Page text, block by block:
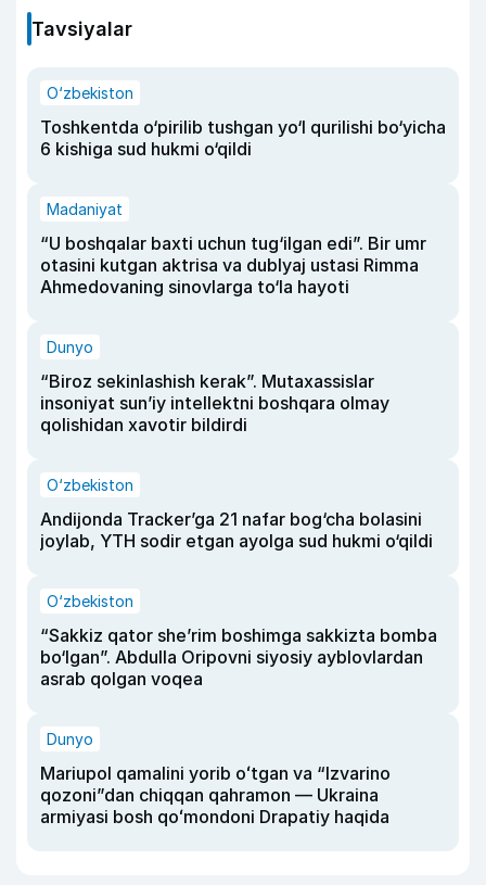
Tavsiyalar
O‘zbekiston
Toshkentda o‘pirilib tushgan yo‘l qurilishi bo‘yicha
6 kishiga sud hukmi o‘qildi
Madaniyat
“U boshqalar baxti uchun tug‘ilgan edi”. Bir umr
otasini kutgan aktrisa va dublyaj ustasi Rimma
Ahmedovaning sinovlarga to‘la hayoti
Dunyo
“Biroz sekinlashish kerak”. Mutaxassislar
insoniyat sun’iy intellektni boshqara olmay
qolishidan xavotir bildirdi
O‘zbekiston
Andijonda Tracker’ga 21 nafar bog‘cha bolasini
joylab, YTH sodir etgan ayolga sud hukmi o‘qildi
O‘zbekiston
“Sakkiz qator she’rim boshimga sakkizta bomba
bo‘lgan”. Abdulla Oripovni siyosiy ayblovlardan
asrab qolgan voqea
Dunyo
Mariupol qamalini yorib oʻtgan va “Izvarino
qozoni”dan chiqqan qahramon — Ukraina
armiyasi bosh qoʻmondoni Drapatiy haqida